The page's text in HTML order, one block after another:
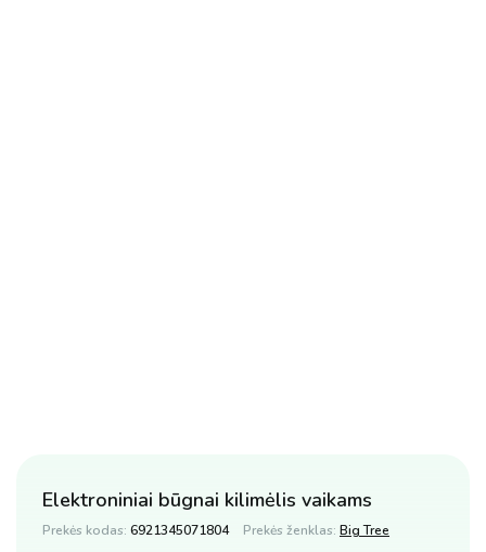
Elektroniniai būgnai kilimėlis vaikams
Prekės kodas: 6921345071804 Prekės ženklas: Big Tree